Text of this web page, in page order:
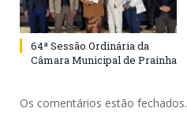
64ª Sessão Ordinária da
Câmara Municipal de Prainha
Os comentários estão fechados.